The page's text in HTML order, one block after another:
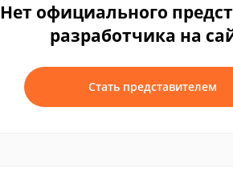
Нет официального
разработчика на
Стать представителем